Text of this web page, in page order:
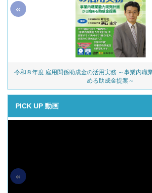
令和８年度 雇用関係助成金の活用実務 ～事業内職
める助成金提案～
«
PICK UP 動画
«